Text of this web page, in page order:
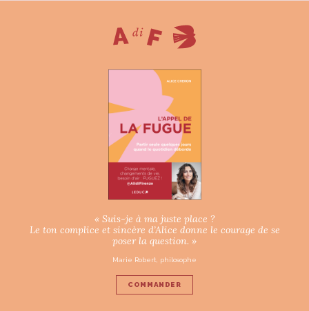
« Suis-je à ma juste place ?
Le ton complice et sincère d’Alice donne le courage de se
poser la question. »
Marie Robert, philosophe
COMMANDER